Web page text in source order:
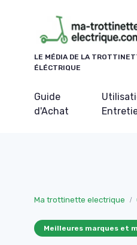
LE MÉDIA DE LA
ÉLÉCTRIQUE
Guide
d'Achat
Ma trottinette electrique
Meilleures marques et